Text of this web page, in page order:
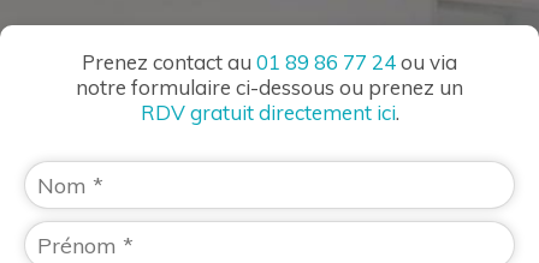
Prenez contact au 01 89 86 77 24ou via
notre formulaire ci-dessous ou prenez un
RDV gratuit directement ici.